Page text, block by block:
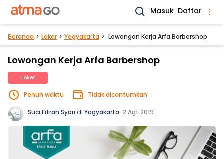
Masuk Daftar
Beranda Loker Yogyakarta Lowongan Kerja Arfa Barbershop
Lowongan Kerja Arfa Barbershop
Loker
Penuh waktu Tidak dicantumkan
Suci Fitrah Syaridi Yogyakarta. 2 Agt 2019